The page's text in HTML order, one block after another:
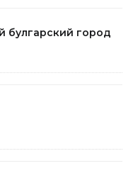
булгарский город